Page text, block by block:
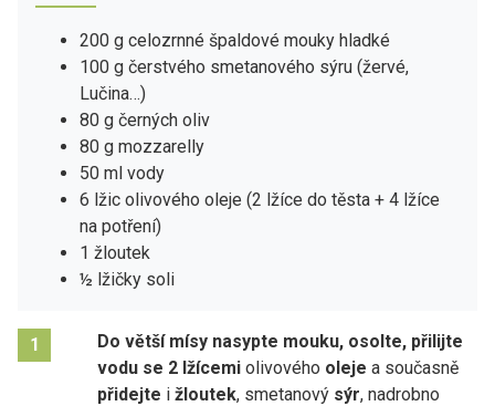
200 g celozrnné špaldové mouky hladké
100 g čerstvého smetanového sýru (žervé,
Lučina…)
80 g černých oliv
80 g mozzarelly
50 ml vody
6 lžic olivového oleje (2 lžíce do těsta + 4 lžíce
na potření)
1 žloutek
½ lžičky soli
1
Do větší mísy nasypte mouku, osolte, přilijte
vodu se 2 lžícemi olivového oleje a současně
přidejte i žloutek, smetanový sýr, nadrobno